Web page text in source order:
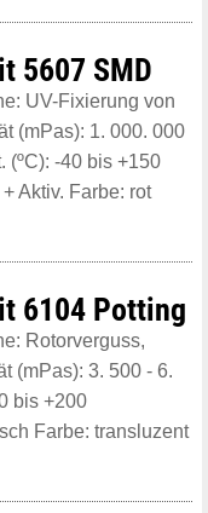
5607 SMD
UV-Fixierung von
(mPas): 1. 000. 000
(ºC): -40 bis +150
Aktiv. Farbe: rot
6104 Potting
Rotorverguss,
(mPas): 3. 500 - 6.
bis +200
Farbe: transluzent